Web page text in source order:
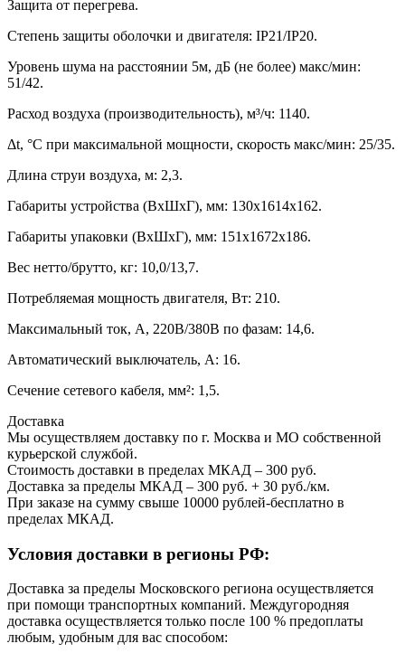
Защита от перегрева.
Степень защиты оболочки и двигателя: IP21/IP20.
Уровень шума на расстоянии 5м, дБ (не более) макс/мин:
51/42.
Расход воздуха (производительность), м³/ч: 1140.
Δt, °C при максимальной мощности, скорость макс/мин: 25/35.
Длина струи воздуха, м: 2,3.
Габариты устройства (ВхШхГ), мм: 130х1614х162.
Габариты упаковки (ВхШхГ), мм: 151х1672х186.
Вес нетто/брутто, кг: 10,0/13,7.
Потребляемая мощность двигателя, Вт: 210.
Максимальный ток, А, 220В/380В по фазам: 14,6.
Автоматический выключатель, А: 16.
Сечение сетевого кабеля, мм²: 1,5.
Доставка
Мы осуществляем доставку по г. Москва и МО собственной
курьерской службой.
Стоимость доставки в пределах МКАД – 300 руб.
Доставка за пределы МКАД – 300 руб. + 30 руб./км.
При заказе на сумму свыше 10000 рублей-бесплатно в
пределах МКАД.
Условия доставки в регионы РФ:
Доставка за пределы Московского региона осуществляется
при помощи транспортных компаний. Междугородняя
доставка осуществляется только после 100 % предоплаты
любым, удобным для вас способом: